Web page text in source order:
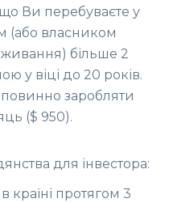
Ви перебуваєте у
(або власником
більше 2
у віці до 20 років.
заробляти
($ 950).
для інвестора:
країні протягом 3